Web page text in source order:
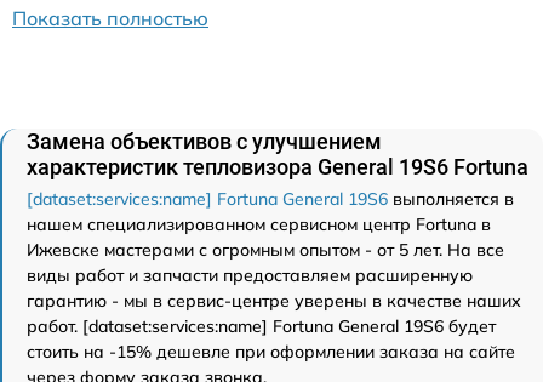
Показать полностью
Замена объективов с улучшением
характеристик тепловизора General 19S6 Fortuna
[dataset:services:name] Fortuna General 19S6 выполняется в
нашем специализированном сервисном центр Fortuna в
Ижевске мастерами с огромным опытом - от 5 лет. На все
виды работ и запчасти предоставляем расширенную
гарантию - мы в сервис-центре уверены в качестве наших
работ. [dataset:services:name] Fortuna General 19S6 будет
стоить на -15% дешевле при оформлении заказа на сайте
через форму заказа звонка.